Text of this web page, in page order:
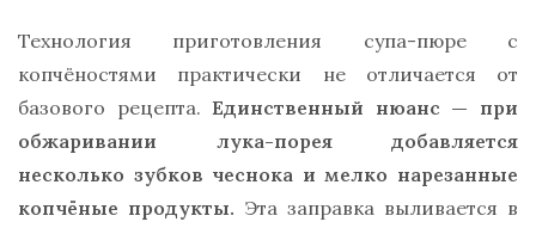
Технология приготовления супа-пюре с
копчёностями практически не отличается от
базового рецепта.Единственный нюанс — при
обжаривании лука-порея добавляется
несколько зубков чеснока и мелко нарезанные
копчёные продукты. Эта заправка выливается в